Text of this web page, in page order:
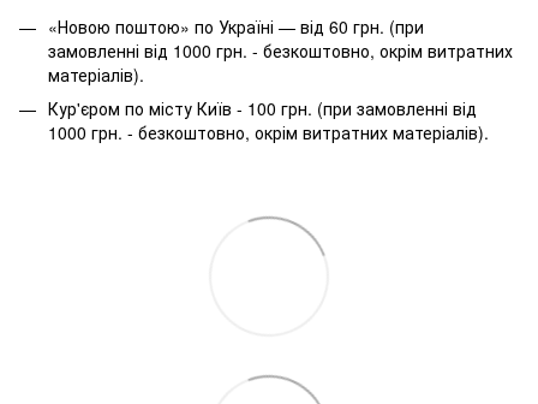
«Новою поштою» по Україні — від 60 грн. (при
замовленні від 1000 грн. - безкоштовно, окрім витратних
матеріалів).
Кур'єром по місту Київ - 100 грн. (при замовленні від
1000 грн. - безкоштовно, окрім витратних матеріалів).